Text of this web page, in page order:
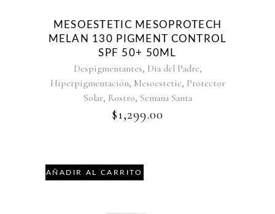
MESOESTETIC MESOPROTECH
MELAN 130 PIGMENT CONTROL
SPF 50+ 50ML
Despigmentantes, Dia del Padre,
Hiperpigmentación, Mesoestetic, Protector
Solar, Rostro, Semana Santa
$1,299.00
AÑADIR AL CARRITO